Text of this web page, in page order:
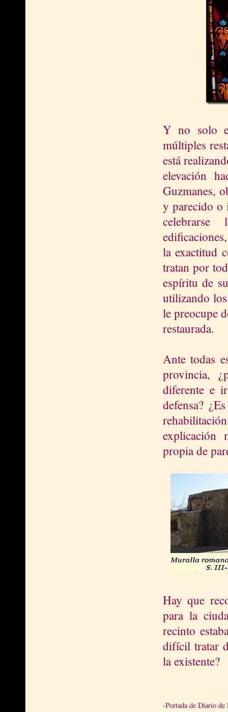
Y no solo
múltiples
está
elevación
Guzmanes,
y parecido o
celebrarse
la exactitud
tratan por
espíritu de
utilizando
le preocupe
restaurada.
Ante todas
provincia,
diferente e
defensa?
explicación
propia de
Hay que
para la
recinto
difícil tratar
la existente?
-Portada de Diario